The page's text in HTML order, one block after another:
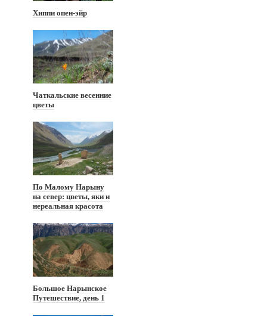
Хиппи опен-эйр
Чаткальские весенние
цветы
По Малому Нарыну
на север: цветы, яки и
нереальная красота
Большое Нарынское
Путешествие, день 1